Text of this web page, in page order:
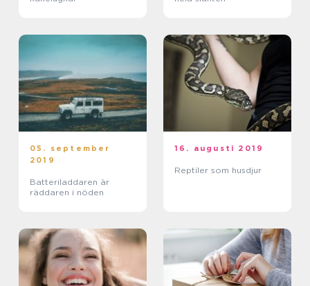
05. september
2019
Batteriladdaren är
räddaren i nöden
16. augusti 2019
Reptiler som husdjur